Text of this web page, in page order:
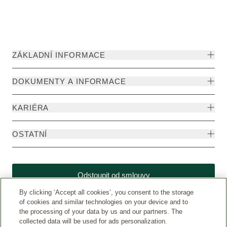
ZÁKLADNÍ INFORMACE
DOKUMENTY A INFORMACE
KARIÉRA
OSTATNÍ
Odstoupit od smlouvy
By clicking ‘Accept all cookies’, you consent to the storage
of cookies and similar technologies on your device and to
the processing of your data by us and our partners. The
collected data will be used for ads personalization.